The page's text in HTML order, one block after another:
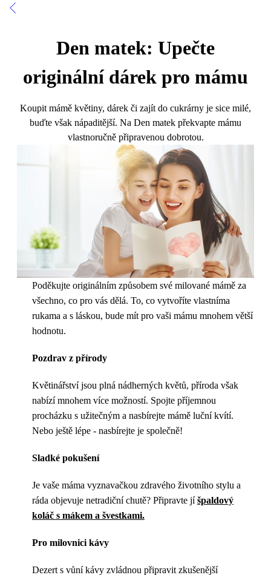
Den matek: Upečte
originální dárek pro mámu
Koupit mámě květiny, dárek či zajít do cukrárny je sice milé,
buďte však nápaditější. Na Den matek překvapte mámu
vlastnoručně připravenou dobrotou.
Poděkujte originálním způsobem své milované mámě za
všechno, co pro vás dělá. To, co vytvoříte vlastníma
rukama a s láskou, bude mít pro vaši mámu mnohem větší
hodnotu.
Pozdrav z přírody
Květinářství jsou plná nádherných květů, příroda však
nabízí mnohem více možností. Spojte příjemnou
procházku s užitečným a nasbírejte mámě luční kvítí.
Nebo ještě lépe - nasbírejte je společně!
Sladké pokušení
Je vaše máma vyznavačkou zdravého životního stylu a
ráda objevuje netradiční chutě? Připravte jí špaldový
koláč s mákem a švestkami.
Pro milovnici kávy
Dezert s vůní kávy zvládnou připravit zkušenější